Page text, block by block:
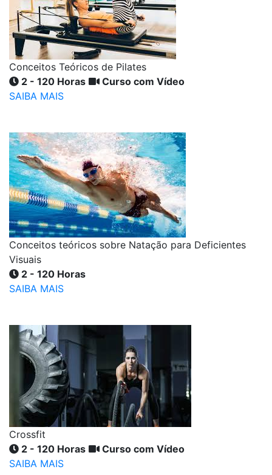
Conceitos Teóricos de Pilates
2 - 120 Horas
Curso com Vídeo
SAIBA MAIS
Conceitos teóricos sobre Natação para Deficientes
Visuais
2 - 120 Horas
SAIBA MAIS
Crossfit
2 - 120 Horas
Curso com Vídeo
SAIBA MAIS